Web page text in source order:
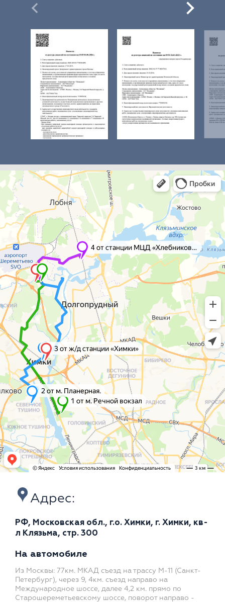
Адрес:
РФ, Московская обл., г.о. Химки, г. Химки, кв-
л Клязьма, стр. 300
На автомобиле
Из Москвы: 77км. МКАД съезд на трассу М-11 (Санкт-
Петербург), через 9, 4км. съезд направо на
Международное шоссе, далее 4,2 км. прямо по
Старошереметьевскому шоссе, поворот направо -